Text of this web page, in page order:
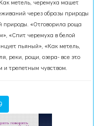
метель, черемуха машет
через образы природы
природы. «Отговорила роща
«Спит черемуха в белой
пьяный», «Как метель,
реки, рощи, озера- все это
и трепетным чувством.